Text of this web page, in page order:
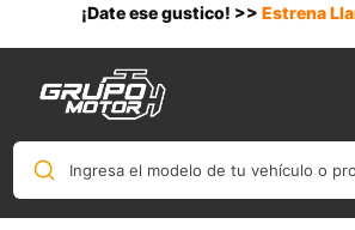
¡Date ese gustico! >> Estrena
Ingresa el modelo de tu vehículo o